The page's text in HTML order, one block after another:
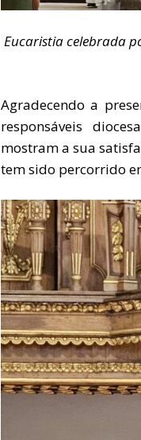
Eucaristia celebrada
Agradecendo a
responsáveis
mostram a sua
tem sido percorrido